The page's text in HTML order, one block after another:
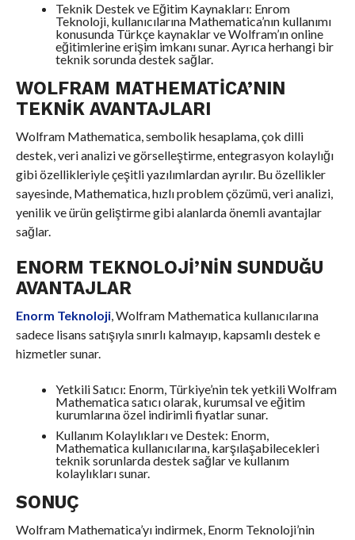
Teknik Destek ve Eğitim Kaynakları: Enrom
Teknoloji, kullanıcılarına Mathematica’nın kullanımı
konusunda Türkçe kaynaklar ve Wolfram’ın online
eğitimlerine erişim imkanı sunar. Ayrıca herhangi bir
teknik sorunda destek sağlar.
WOLFRAM MATHEMATICA’NIN
TEKNIK AVANTAJLARI
Wolfram Mathematica, sembolik hesaplama, çok dilli
destek, veri analizi ve görselleştirme, entegrasyon kolaylığı
gibi özellikleriyle çeşitli yazılımlardan ayrılır. Bu özellikler
sayesinde, Mathematica, hızlı problem çözümü, veri analizi,
yenilik ve ürün geliştirme gibi alanlarda önemli avantajlar
sağlar.
ENORM TEKNOLOJI’NIN SUNDUĞU
AVANTAJLAR
Enorm Teknoloji, Wolfram Mathematica kullanıcılarına
sadece lisans satışıyla sınırlı kalmayıp, kapsamlı destek e
hizmetler sunar.
Yetkili Satıcı: Enorm, Türkiye’nin tek yetkili Wolfram
Mathematica satıcı olarak, kurumsal ve eğitim
kurumlarına özel indirimli fiyatlar sunar.
Kullanım Kolaylıkları ve Destek: Enorm,
Mathematica kullanıcılarına, karşılaşabilecekleri
teknik sorunlarda destek sağlar ve kullanım
kolaylıkları sunar.
SONUÇ
Wolfram Mathematica’yı indirmek, Enorm Teknoloji’nin